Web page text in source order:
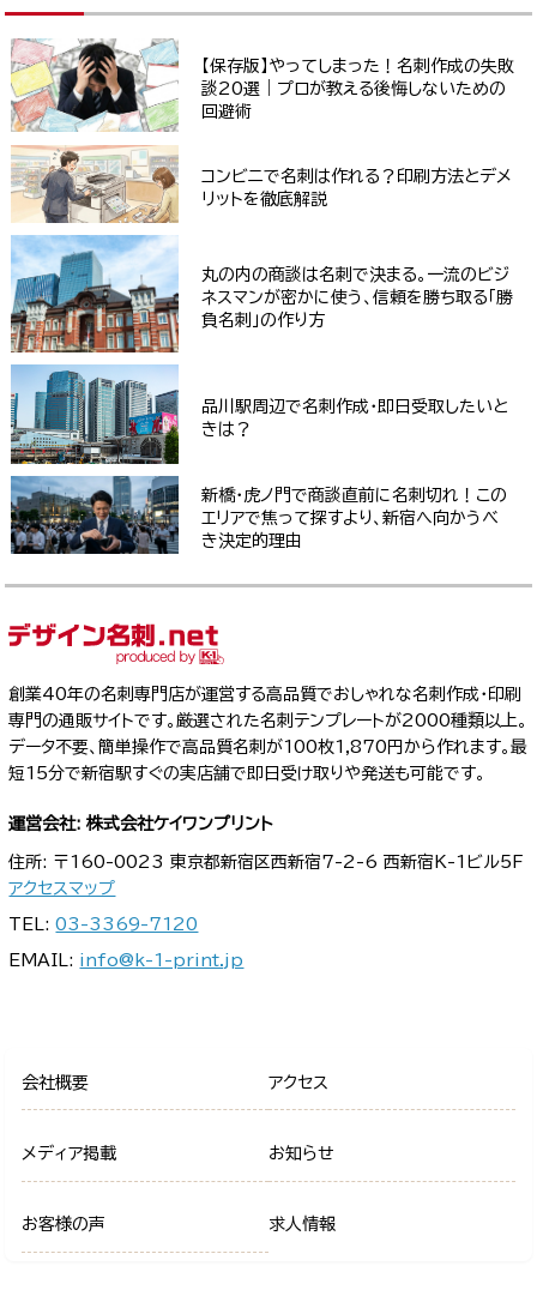
【保存版】やってしまった！名刺作成の失敗
談20選｜プロが教える後悔しないための
回避術
コンビニで名刺は作れる？印刷方法とデメ
リットを徹底解説
丸の内の商談は名刺で決まる。一流のビジ
ネスマンが密かに使う、信頼を勝ち取る「勝
負名刺」の作り方
品川駅周辺で名刺作成・即日受取したいと
きは？
新橋・虎ノ門で商談直前に名刺切れ！この
エリアで焦って探すより、新宿へ向かうべ
き決定的理由
創業40年の名刺専門店が運営する高品質でおしゃれな名刺作成・印刷
専門の通販サイトです。厳選された名刺テンプレートが2000種類以上。
データ不要、簡単操作で高品質名刺が100枚1,870円から作れます。最
短15分で新宿駅すぐの実店舗で即日受け取りや発送も可能です。
運営会社: 株式会社ケイワンプリント
住所: 〒160-0023 東京都新宿区西新宿7-2-6 西新宿K-1ビル5F
アクセスマップ
TEL:03-3369-7120
EMAIL: info@k-1-print.jp
会社概要 アクセス
メディア掲載 お知らせ
お客様の声 求人情報